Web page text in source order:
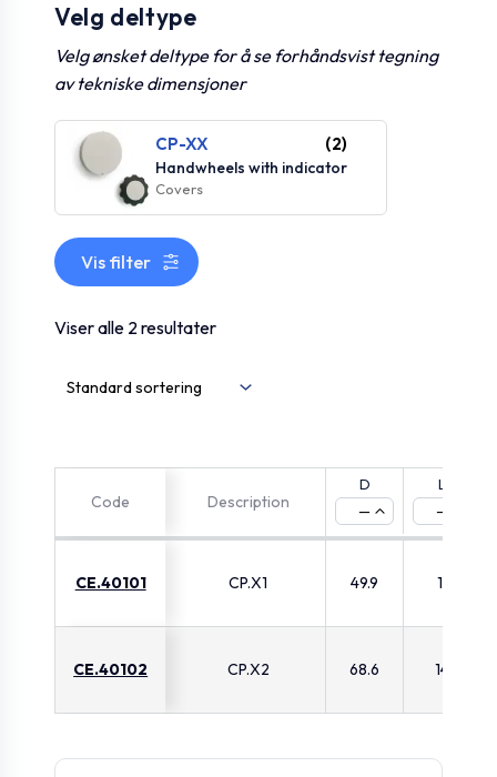
Velg deltype
Velg ønsket deltype for å se forhåndsvist tegning
av tekniske dimensjoner
CP-XX (2)
Handwheels with indicator
Covers
Vis filter
Viser alle 2 resultater
Code Description
D
—
L
—
CE.40101 CP.X1 49.9 11
CE.40102 CP.X2 68.6 14